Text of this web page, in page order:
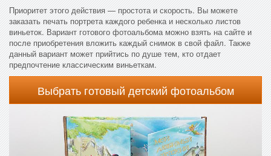
Приоритет этого действия — простота и скорость. Вы можете
заказать печать портрета каждого ребенка и несколько листов
виньеток. Вариант готового фотоальбома можно взять на сайте и
после приобретения вложить каждый снимок в свой файл. Также
данный вариант может прийтись по душе тем, кто отдает
предпочтение классическим виньеткам.
Выбрать готовый детский фотоальбом